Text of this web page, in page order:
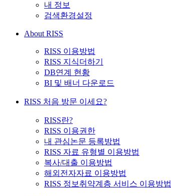
내 정보
검색환경설정
About RISS
RISS 이용방법
RISS 지식더하기
DB연계 현황
BI 및 배너 다운로드
RISS 처음 방문 이세요?
RISS란?
RISS 이용권한
내 관심논문 등록방법
RISS 자료 유형별 이용방법
복사/대출 이용방법
해외전자자료 이용방법
RISS 정보취약계층 서비스 이용방법